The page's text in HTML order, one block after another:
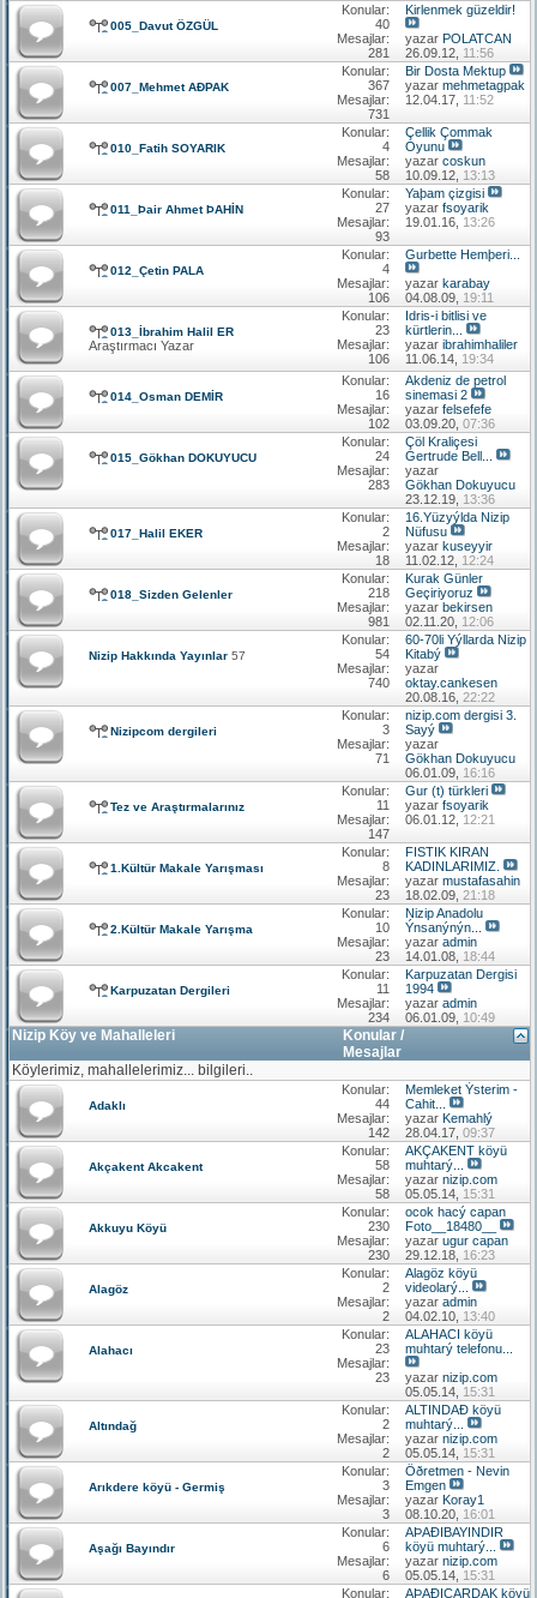
005_Davut ÖZGÜL
Konular:
40
Mesajlar:
281
Kirlenmek güzeldir!
yazar POLATCAN
26.09.12, 11:56
007_Mehmet AÐPAK
Konular:
367
Mesajlar:
731
Bir Dosta Mektup
yazar mehmetagpak
12.04.17, 11:52
010_Fatih SOYARIK
Konular:
4
Mesajlar:
58
Çellik Çommak
Oyunu
yazar coskun
10.09.12, 13:13
011_Þair Ahmet ÞAHİN
Konular:
27
Mesajlar:
93
Yaþam çizgisi
yazar fsoyarik
19.01.16, 13:26
012_Çetin PALA
Konular:
4
Mesajlar:
106
Gurbette Hemþeri...
yazar karabay
04.08.09, 19:11
013_İbrahim Halil ER
Araştırmacı Yazar
Konular:
23
Mesajlar:
106
Idris-i bitlisi ve
kürtlerin...
yazar ibrahimhaliler
11.06.14, 19:34
014_Osman DEMİR
Konular:
16
Mesajlar:
102
Akdeniz de petrol
sinemasi 2
yazar felsefefe
03.09.20, 07:36
015_Gökhan DOKUYUCU
Konular:
24
Mesajlar:
283
Çöl Kraliçesi
Gertrude Bell...
yazar
Gökhan Dokuyucu
23.12.19, 13:36
017_Halil EKER
Konular:
2
Mesajlar:
18
16.Yüzyýlda Nizip
Nüfusu
yazar kuseyyir
11.02.12, 12:24
018_Sizden Gelenler
Konular:
218
Mesajlar:
981
Kurak Günler
Geçiriyoruz
yazar bekirsen
02.11.20, 12:06
Nizip Hakkında Yayınlar 57
Konular:
54
Mesajlar:
740
60-70li Yýllarda Nizip
Kitabý
yazar
oktay.cankesen
20.08.16, 22:22
Nizipcom dergileri
Konular:
3
Mesajlar:
71
nizip.com dergisi 3.
Sayý
yazar
Gökhan Dokuyucu
06.01.09, 16:16
Tez ve Araştırmalarınız
Konular:
11
Mesajlar:
147
Gur (t) türkleri
yazar fsoyarik
06.01.12, 12:21
1.Kültür Makale Yarışması
Konular:
8
Mesajlar:
23
FISTIK KIRAN
KADINLARIMIZ.
yazar mustafasahin
18.02.09, 21:18
2.Kültür Makale Yarışma
Konular:
10
Mesajlar:
23
Nizip Anadolu
Ýnsanýnýn...
yazar admin
14.01.08, 18:44
Karpuzatan Dergileri
Konular:
11
Mesajlar:
234
Karpuzatan Dergisi
1994
yazar admin
06.01.09, 10:49
Nizip Köy ve Mahalleleri
Konular /
Mesajlar
Köylerimiz, mahallelerimiz... bilgileri..
Adaklı
Konular:
44
Mesajlar:
142
Memleket Ýsterim -
Cahit...
yazar Kemahlý
28.04.17, 09:37
Akçakent Akcakent
Konular:
58
Mesajlar:
58
AKÇAKENT köyü
muhtarý...
yazar nizip.com
05.05.14, 15:31
Akkuyu Köyü
Konular:
230
Mesajlar:
230
ocok hacý capan
Foto__18480__
yazar ugur capan
29.12.18, 16:23
Alagöz
Konular:
2
Mesajlar:
2
Alagöz köyü
videolarý...
yazar admin
04.02.10, 13:40
Alahacı
Konular:
23
Mesajlar:
23
ALAHACI köyü
muhtarý telefonu...
yazar nizip.com
05.05.14, 15:31
Altındağ
Konular:
2
Mesajlar:
2
ALTINDAÐ köyü
muhtarý...
yazar nizip.com
05.05.14, 15:31
Arıkdere köyü - Germiş
Konular:
3
Mesajlar:
3
Öðretmen - Nevin
Emgen
yazar Koray1
08.10.20, 16:01
Aşağı Bayındır
Konular:
6
Mesajlar:
6
AÞAÐIBAYINDIR
köyü muhtarý...
yazar nizip.com
05.05.14, 15:31
Konular:
AÞAÐIÇARDAK köyü